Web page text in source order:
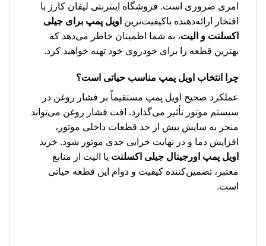
امری ضروری است. فروشگاه اینترنتی لیفان کارز با
افتخار ارائه‌دهنده باکیفیت‌ترین اویل پمپ برای جیلی
اکسلنت و الیت، به شما اطمینان خاطر می‌دهد که
بهترین قطعه را برای خودروی خود تهیه خواهید کرد.
چرا انتخاب اویل پمپ مناسب حیاتی است؟
عملکرد صحیح اویل پمپ مستقیماً بر فشار روغن در
سیستم موتور تأثیر می‌گذارد. افت فشار روغن می‌تواند
منجر به سایش بیش از حد قطعات داخلی موتور،
افزایش دما و در نهایت خرابی جدی موتور شود. خرید
اویل پمپ اورجینال جیلی اکسلنت یا الیت از منابع
معتبر، تضمین‌کننده کیفیت و دوام این قطعه حیاتی
است.